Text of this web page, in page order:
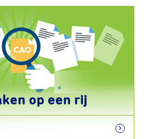
op een rij